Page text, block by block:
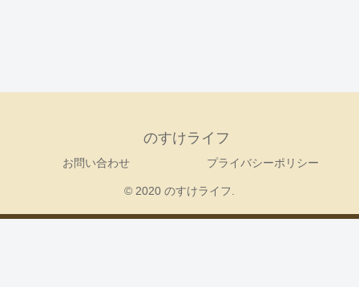
のすけライフ
お問い合わせ プライバシーポリシー
© 2020 のすけライフ.